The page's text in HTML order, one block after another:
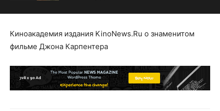
Киноакадемия издания KinoNews.Ru о знаменитом
фильме Джона Карпентера